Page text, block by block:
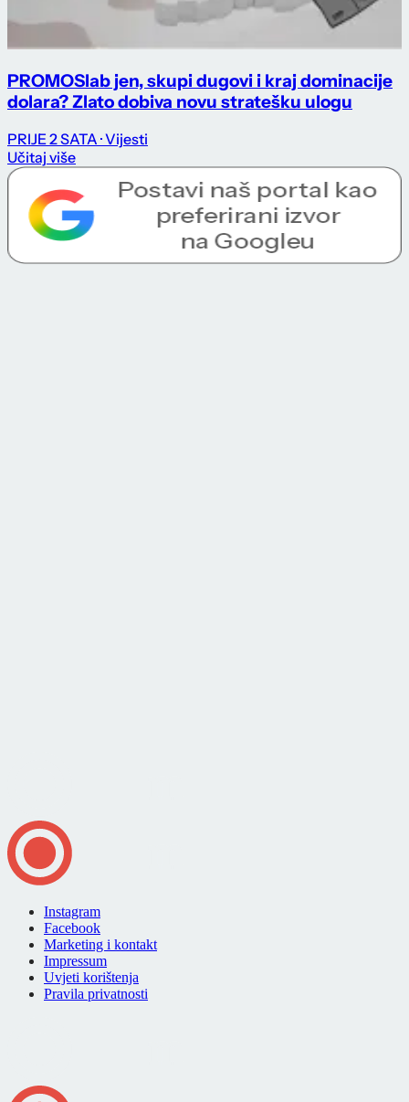
PROMOSlab jen, skupi dugovi i kraj dominacije
dolara? Zlato dobiva novu stratešku ulogu
PRIJE 2 SATA · Vijesti
Učitaj više
Instagram
Facebook
Marketing i kontakt
Impressum
Uvjeti korištenja
Pravila privatnosti